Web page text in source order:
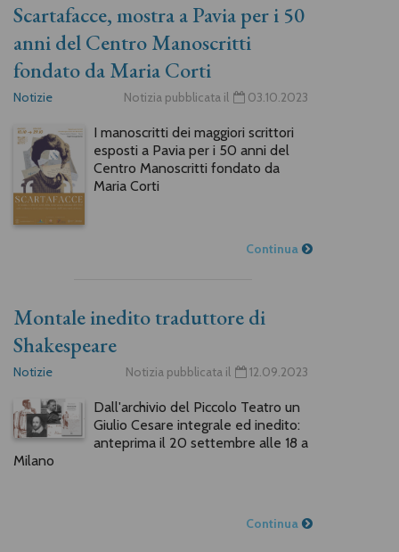
Scartafacce, mostra a Pavia per i 50
anni del Centro Manoscritti
fondato da Maria Corti
Notizie Notizia pubblicata il 03.10.2023
I manoscritti dei maggiori scrittori
esposti a Pavia per i 50 anni del
Centro Manoscritti fondato da
Maria Corti
Continua
Montale inedito traduttore di
Shakespeare
Notizie Notizia pubblicata il 12.09.2023
Dall'archivio del Piccolo Teatro un
Giulio Cesare integrale ed inedito:
anteprima il 20 settembre alle 18 a
Milano
Continua